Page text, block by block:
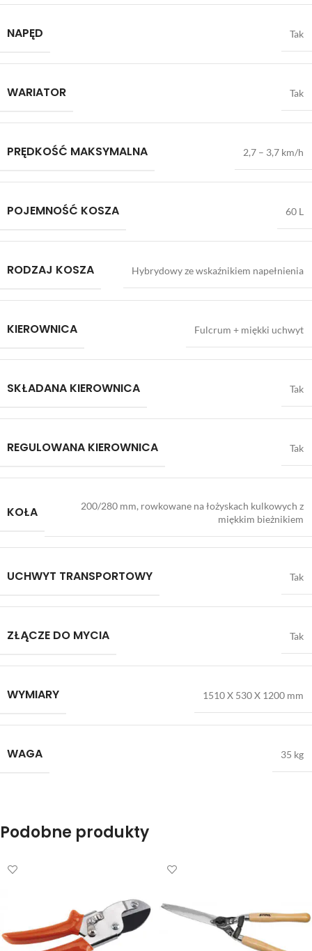
NAPĘD Tak
WARIATOR Tak
PRĘDKOŚĆ MAKSYMALNA 2,7 – 3,7 km/h
POJEMNOŚĆ KOSZA 60 L
RODZAJ KOSZA Hybrydowy ze wskaźnikiem napełnienia
KIEROWNICA Fulcrum + miękki uchwyt
SKŁADANA KIEROWNICA Tak
REGULOWANA KIEROWNICA Tak
KOŁA
200/280 mm, rowkowane na łożyskach kulkowych z
miękkim bieżnikiem
UCHWYT TRANSPORTOWY Tak
ZŁĄCZE DO MYCIA Tak
WYMIARY 1510 X 530 X 1200 mm
WAGA 35 kg
Podobne produkty